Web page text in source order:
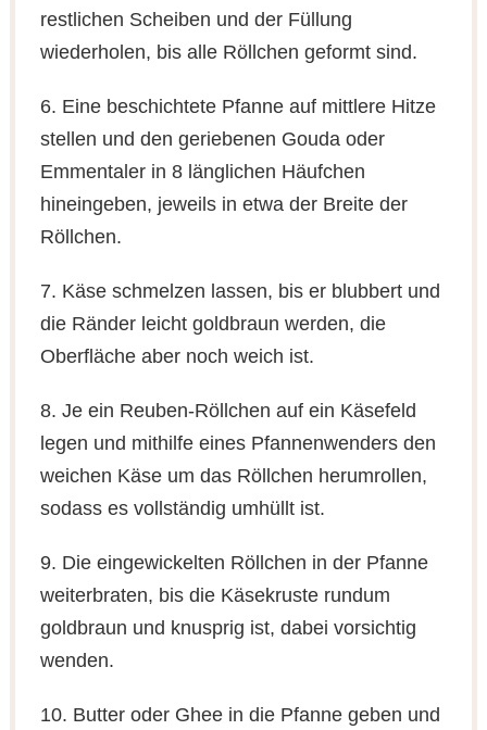
restlichen Scheiben und der Füllung
wiederholen, bis alle Röllchen geformt sind.
6. Eine beschichtete Pfanne auf mittlere Hitze
stellen und den geriebenen Gouda oder
Emmentaler in 8 länglichen Häufchen
hineingeben, jeweils in etwa der Breite der
Röllchen.
7. Käse schmelzen lassen, bis er blubbert und
die Ränder leicht goldbraun werden, die
Oberfläche aber noch weich ist.
8. Je ein Reuben-Röllchen auf ein Käsefeld
legen und mithilfe eines Pfannenwenders den
weichen Käse um das Röllchen herumrollen,
sodass es vollständig umhüllt ist.
9. Die eingewickelten Röllchen in der Pfanne
weiterbraten, bis die Käsekruste rundum
goldbraun und knusprig ist, dabei vorsichtig
wenden.
10. Butter oder Ghee in die Pfanne geben und